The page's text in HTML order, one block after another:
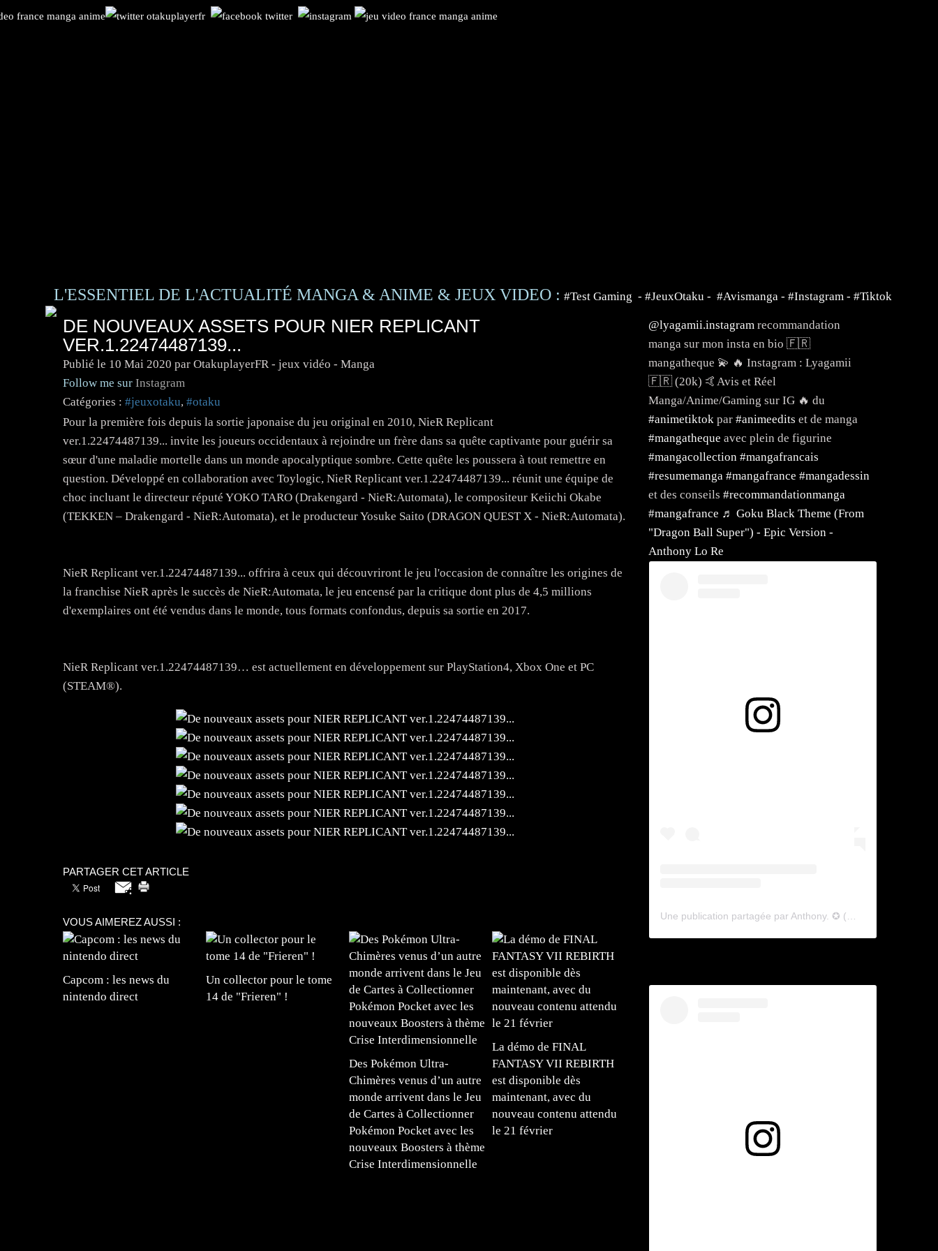
L'ESSENTIEL DE L'ACTUALITÉ MANGA & ANIME & JEUX VIDEO : #Test Gaming - #JeuxOtaku - #Avismanga - #Instagram - #Tiktok
DE NOUVEAUX ASSETS POUR NIER REPLICANT
VER.1.22474487139...
Publié le 10 Mai 2020 par OtakuplayerFR - jeux vidéo - Manga
Follow me sur Instagram
Catégories : #jeuxotaku, #otaku
Pour la première fois depuis la sortie japonaise du jeu original en 2010, NieR Replicant
ver.1.22474487139... invite les joueurs occidentaux à rejoindre un frère dans sa quête captivante pour guérir sa
sœur d'une maladie mortelle dans un monde apocalyptique sombre. Cette quête les poussera à tout remettre en
question. Développé en collaboration avec Toylogic, NieR Replicant ver.1.22474487139... réunit une équipe de
choc incluant le directeur réputé YOKO TARO (Drakengard - NieR:Automata), le compositeur Keiichi Okabe
(TEKKEN – Drakengard - NieR:Automata), et le producteur Yosuke Saito (DRAGON QUEST X - NieR:Automata).
NieR Replicant ver.1.22474487139... offrira à ceux qui découvriront le jeu l'occasion de connaître les origines de
la franchise NieR après le succès de NieR:Automata, le jeu encensé par la critique dont plus de 4,5 millions
d'exemplaires ont été vendus dans le monde, tous formats confondus, depuis sa sortie en 2017.
NieR Replicant ver.1.22474487139… est actuellement en développement sur PlayStation4, Xbox One et PC
(STEAM®).
PARTAGER CET ARTICLE
VOUS AIMEREZ AUSSI :
Capcom : les news du
nintendo direct
Un collector pour le tome
14 de "Frieren" !
Des Pokémon Ultra-
Chimères venus d’un autre
monde arrivent dans le Jeu
de Cartes à Collectionner
Pokémon Pocket avec les
nouveaux Boosters à thème
Crise Interdimensionnelle
La démo de FINAL
FANTASY VII REBIRTH
est disponible dès
maintenant, avec du
nouveau contenu attendu
le 21 février
@lyagamii.instagram recommandation
manga sur mon insta en bio 🇫🇷
mangatheque 💫 🔥 Instagram : Lyagamii
🇫🇷 (20k) 🤙Avis et Réel
Manga/Anime/Gaming sur IG 🔥 du
#animetiktok par #animeedits et de manga
#mangatheque avec plein de figurine
#mangacollection #mangafrancais
#resumemanga #mangafrance #mangadessin
et des conseils #recommandationmanga
#mangafrance ♬ Goku Black Theme (From
"Dragon Ball Super") - Epic Version -
Anthony Lo Re